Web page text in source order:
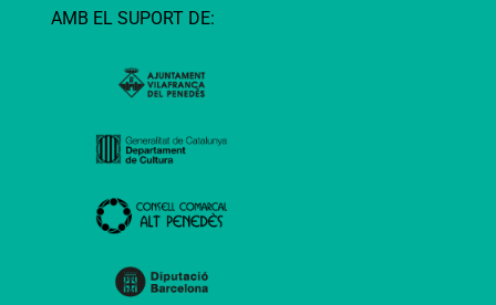
AMB EL SUPORT DE: